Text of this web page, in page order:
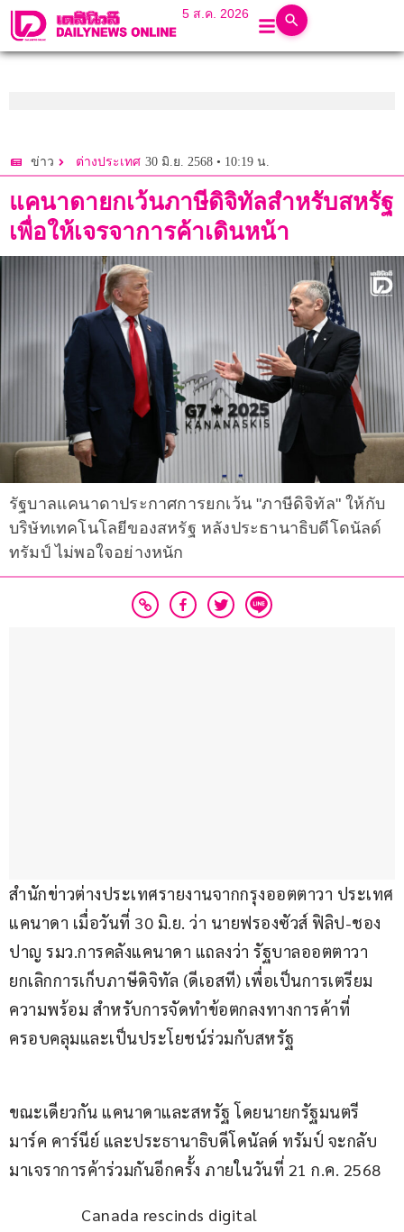
5 ส.ค. 2026
ข่าว ต่างประเทศ 30 มิ.ย. 2568 • 10:19 น.
แคนาดายกเว้นภาษีดิจิทัลสำหรับสหรัฐ
เพื่อให้เจรจาการค้าเดินหน้า
รัฐบาลแคนาดาประกาศการยกเว้น "ภาษีดิจิทัล" ให้กับ
บริษัทเทคโนโลยีของสหรัฐ หลังประธานาธิบดีโดนัลด์
ทรัมป์ ไม่พอใจอย่างหนัก
สำนักข่าวต่างประเทศรายงานจากกรุงออตตาวา ประเทศ
แคนาดา เมื่อวันที่ 30 มิ.ย. ว่า นายฟรองซัวส์ ฟิลิป-ชอง
ปาญ รมว.การคลังแคนาดา แถลงว่า รัฐบาลออตตาวา
ยกเลิกการเก็บภาษีดิจิทัล (ดีเอสที) เพื่อเป็นการเตรียม
ความพร้อม สำหรับการจัดทำข้อตกลงทางการค้าที่
ครอบคลุมและเป็นประโยชน์ร่วมกับสหรัฐ
ขณะเดียวกัน แคนาดาและสหรัฐ โดยนายกรัฐมนตรี
มาร์ค คาร์นีย์ และประธานาธิบดีโดนัลด์ ทรัมป์ จะกลับ
มาเจราการค้าร่วมกันอีกครั้ง ภายในวันที่ 21 ก.ค. 2568
Canada rescinds digital